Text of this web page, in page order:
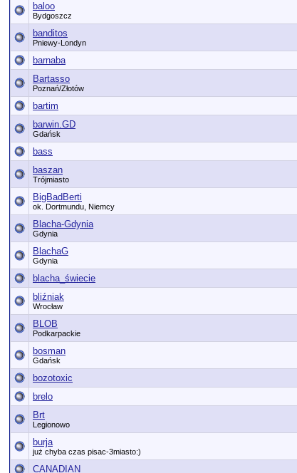
baloo
Bydgoszcz
banditos
Pniewy-Londyn
barnaba
Bartasso
Poznań/Złotów
bartim
barwin.GD
Gdańsk
bass
baszan
Trójmiasto
BigBadBerti
ok. Dortmundu, Niemcy
Blacha-Gdynia
Gdynia
BlachaG
Gdynia
blacha_świecie
bliźniak
Wrocław
BLOB
Podkarpackie
bosman
Gdańsk
bozotoxic
brelo
Brt
Legionowo
burja
już chyba czas pisac-3miasto:)
CANADIAN